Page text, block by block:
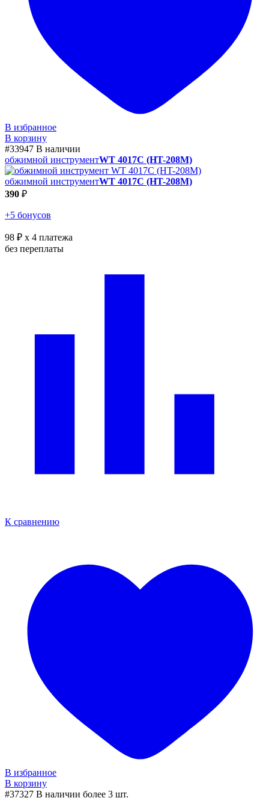
В избранное
В корзину
#33947 В наличии
обжимной инструментWT 4017C (HT-208M)
обжимной инструментWT 4017C (HT-208M)
390 ₽
+5 бонусов
98 ₽ x 4 платежа
без переплаты
К сравнению
В избранное
В корзину
#37327 В наличии более 3 шт.